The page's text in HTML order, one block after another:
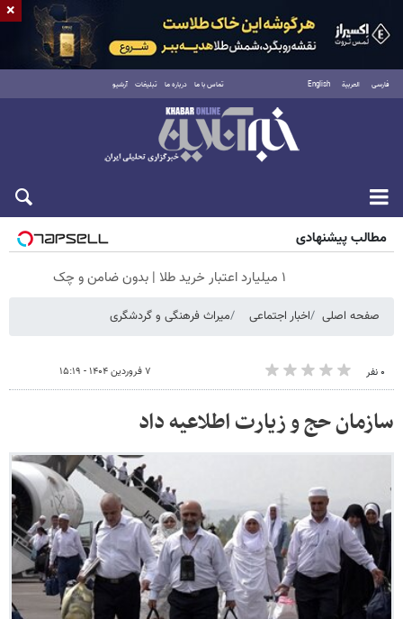
فارسی العربية English تماس با ما درباره ما تبلیغات آرشیو
جمعه ۱۶ مرداد ۱۴۰۵
مطالب پیشنهادی
۱ میلیارد اعتبار خرید طلا | بدون ضامن و چک
صفحه اصلی اخبار اجتماعی میراث فرهنگی و گردشگری
۰ نفر ۷ فروردین ۱۴۰۴ - ۱۵:۱۹
سازمان حج و زیارت اطلاعیه داد
×